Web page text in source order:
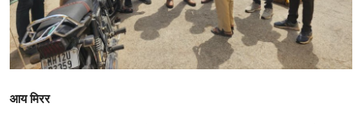
आय मिरर